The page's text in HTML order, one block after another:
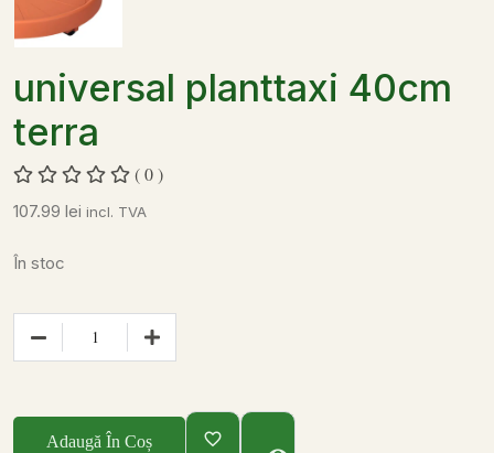
universal planttaxi 40cm
terra
( 0 )
107.99 lei incl. TVA
În stoc
Adaugă În Coș